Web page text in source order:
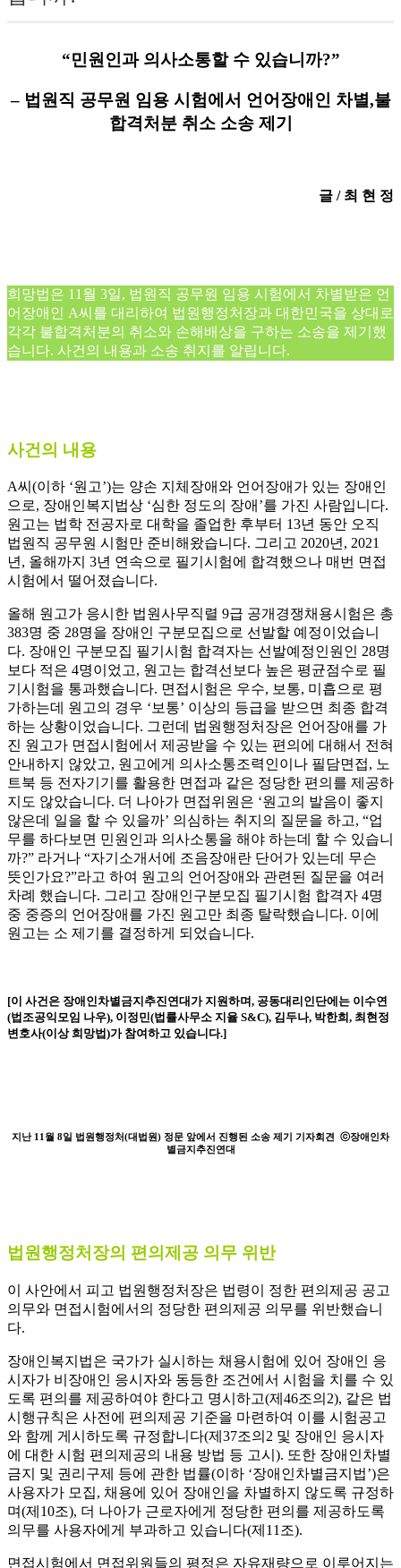
“민원인과 의사소통할 수 있습니까?”
– 법원직 공무원 임용 시험에서 언어장애인 차별,불
합격처분 취소 소송 제기
글 / 최 현 정
희망법은 11월 3일, 법원직 공무원 임용 시험에서 차별받은 언
어장애인 A씨를 대리하여 법원행정처장과 대한민국을 상대로
각각 불합격처분의 취소와 손해배상을 구하는 소송을 제기했
습니다. 사건의 내용과 소송 취지를 알립니다.
사건의 내용
A씨(이하 ‘원고’)는 양손 지체장애와 언어장애가 있는 장애인
으로, 장애인복지법상 ‘심한 정도의 장애’를 가진 사람입니다.
원고는 법학 전공자로 대학을 졸업한 후부터 13년 동안 오직
법원직 공무원 시험만 준비해왔습니다. 그리고 2020년, 2021
년, 올해까지 3년 연속으로 필기시험에 합격했으나 매번 면접
시험에서 떨어졌습니다.
올해 원고가 응시한 법원사무직렬 9급 공개경쟁채용시험은 총
383명 중 28명을 장애인 구분모집으로 선발할 예정이었습니
다. 장애인 구분모집 필기시험 합격자는 선발예정인원인 28명
보다 적은 4명이었고, 원고는 합격선보다 높은 평균점수로 필
기시험을 통과했습니다. 면접시험은 우수, 보통, 미흡으로 평
가하는데 원고의 경우 ‘보통’ 이상의 등급을 받으면 최종 합격
하는 상황이었습니다. 그런데 법원행정처장은 언어장애를 가
진 원고가 면접시험에서 제공받을 수 있는 편의에 대해서 전혀
안내하지 않았고, 원고에게 의사소통조력인이나 필담면접, 노
트북 등 전자기기를 활용한 면접과 같은 정당한 편의를 제공하
지도 않았습니다. 더 나아가 면접위원은 ‘원고의 발음이 좋지
않은데 일을 할 수 있을까’ 의심하는 취지의 질문을 하고, “업
무를 하다보면 민원인과 의사소통을 해야 하는데 할 수 있습니
까?” 라거나 “자기소개서에 조음장애란 단어가 있는데 무슨
뜻인가요?”라고 하여 원고의 언어장애와 관련된 질문을 여러
차례 했습니다. 그리고 장애인구분모집 필기시험 합격자 4명
중 중증의 언어장애를 가진 원고만 최종 탈락했습니다. 이에
원고는 소 제기를 결정하게 되었습니다.
[이 사건은 장애인차별금지추진연대가 지원하며, 공동대리인단에는 이수연
(법조공익모임 나우), 이정민(법률사무소 지율 S&C), 김두나, 박한희, 최현정
변호사(이상 희망법)가 참여하고 있습니다.]
지난 11월 8일 법원행정처(대법원) 정문 앞에서 진행된 소송 제기 기자회견 ⓒ장애인차
별금지추진연대
법원행정처장의 편의제공 의무 위반
이 사안에서 피고 법원행정처장은 법령이 정한 편의제공 공고
의무와 면접시험에서의 정당한 편의제공 의무를 위반했습니
다.
장애인복지법은 국가가 실시하는 채용시험에 있어 장애인 응
시자가 비장애인 응시자와 동등한 조건에서 시험을 치를 수 있
도록 편의를 제공하여야 한다고 명시하고(제46조의2), 같은 법
시행규칙은 사전에 편의제공 기준을 마련하여 이를 시험공고
와 함께 게시하도록 규정합니다(제37조의2 및 장애인 응시자
에 대한 시험 편의제공의 내용 방법 등 고시). 또한 장애인차별
금지 및 권리구제 등에 관한 법률(이하 ‘장애인차별금지법’)은
사용자가 모집, 채용에 있어 장애인을 차별하지 않도록 규정하
며(제10조), 더 나아가 근로자에게 정당한 편의를 제공하도록
의무를 사용자에게 부과하고 있습니다(제11조).
면접시험에서 면접위원들의 평정은 자유재량으로 이루어지는